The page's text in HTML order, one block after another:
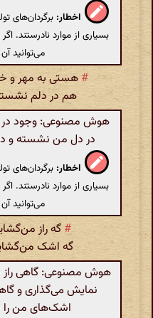
اخطار: برگردان‌های
بسیاری از موارد نادرستند.
می‌توانید آن
# هستی به مهر و
هم در دلم
هوش مصنوعی: وجود
در دل من نشسته و
اخطار: برگردان‌های
بسیاری از موارد نادرستند.
می‌توانید آن
# گه راز
گه اشک
هوش مصنوعی: گاهی راز
نمایش می‌گذاری و
اشک‌های من را